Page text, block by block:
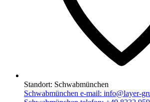
Standort: Schwabmünchen
Schwabmünchen e-mail: info@layer-